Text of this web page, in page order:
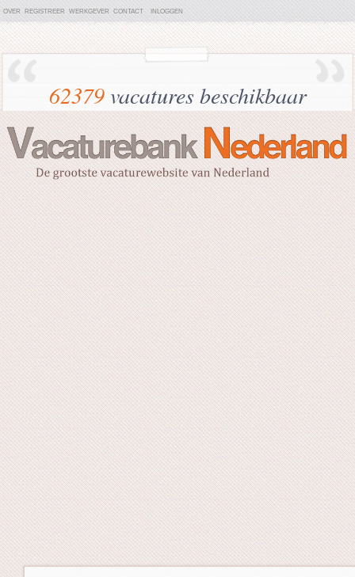
OVER REGISTREER WERKGEVER CONTACT INLOGGEN
62379vacatures beschikbaar